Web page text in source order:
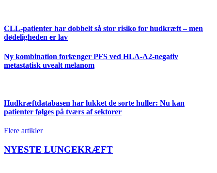
CLL-patienter har dobbelt så stor risiko for hudkræft – men
dødeligheden er lav
Ny kombination forlænger PFS ved HLA-A2-negativ
metastatisk uvealt melanom
Hudkræftdatabasen har lukket de sorte huller: Nu kan
patienter følges på tværs af sektorer
Flere artikler
NYESTE LUNGEKRÆFT